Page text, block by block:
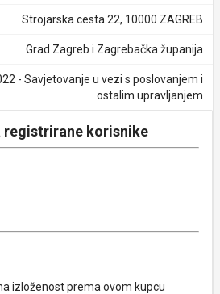
Strojarska cesta 22, 10000 ZAGREB
Grad Zagreb i Zagrebačka županija
- Savjetovanje u vezi s poslovanjem i
ostalim upravljanjem
registrirane korisnike
izloženost prema ovom kupcu